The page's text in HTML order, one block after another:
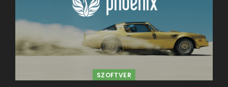
SZOFTVER